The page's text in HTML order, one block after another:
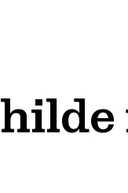
hilde